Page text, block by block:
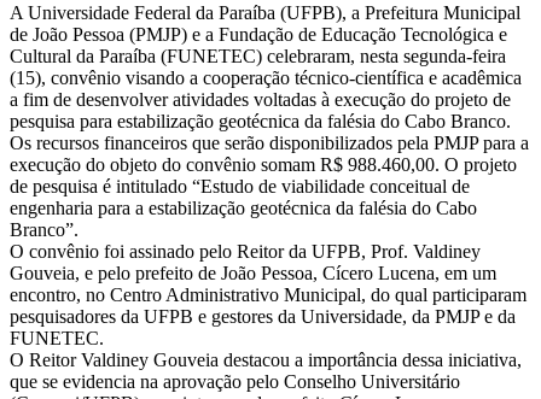
A Universidade Federal da Paraíba (UFPB), a Prefeitura Municipal
de João Pessoa (PMJP) e a Fundação de Educação Tecnológica e
Cultural da Paraíba (FUNETEC) celebraram, nesta segunda-feira
(15), convênio visando a cooperação técnico-científica e acadêmica
a fim de desenvolver atividades voltadas à execução do projeto de
pesquisa para estabilização geotécnica da falésia do Cabo Branco.
Os recursos financeiros que serão disponibilizados pela PMJP para a
execução do objeto do convênio somam R$ 988.460,00. O projeto
de pesquisa é intitulado “Estudo de viabilidade conceitual de
engenharia para a estabilização geotécnica da falésia do Cabo
Branco”.
O convênio foi assinado pelo Reitor da UFPB, Prof. Valdiney
Gouveia, e pelo prefeito de João Pessoa, Cícero Lucena, em um
encontro, no Centro Administrativo Municipal, do qual participaram
pesquisadores da UFPB e gestores da Universidade, da PMJP e da
FUNETEC.
O Reitor Valdiney Gouveia destacou a importância dessa iniciativa,
que se evidencia na aprovação pelo Conselho Universitário